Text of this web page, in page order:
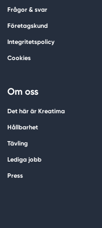
Frågor & svar
Företagskund
Integritetspolicy
Cookies
Om oss
Det här är Kreatima
Hållbarhet
Tävling
Lediga jobb
Press